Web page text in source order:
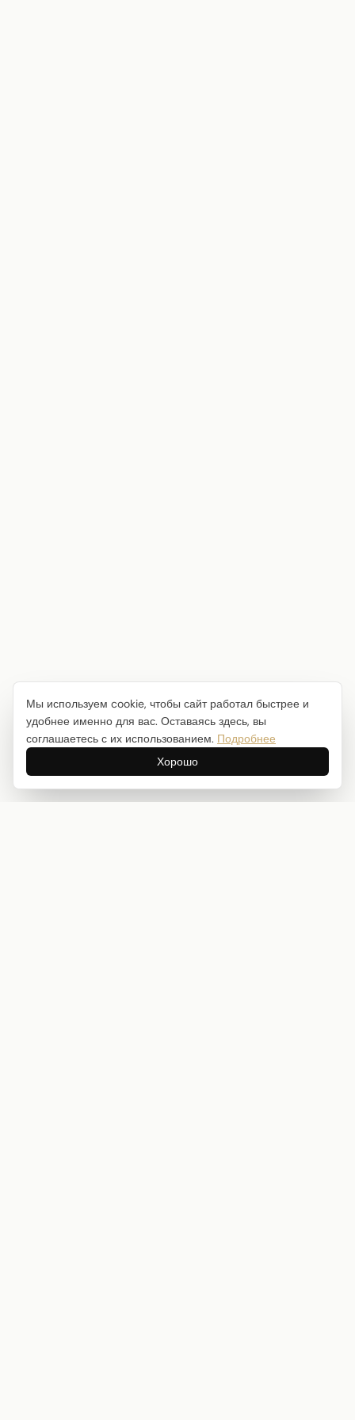
Мы используем cookie, чтобы сайт работал быстрее и
удобнее именно для вас. Оставаясь здесь, вы
соглашаетесь с их использованием. Подробнее
Хорошо